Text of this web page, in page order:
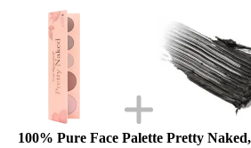
100% Pure Face Palette Pretty